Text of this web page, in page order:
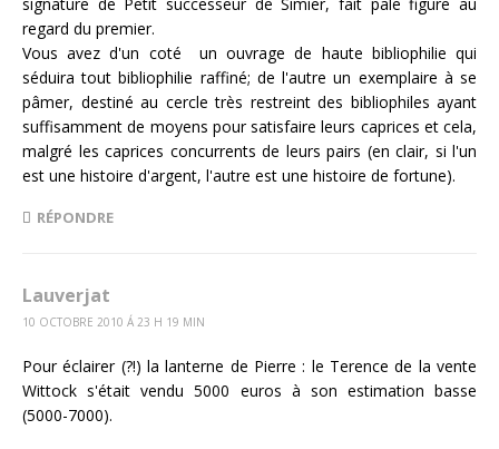
regard du premier.
Vous avez d'un coté un ouvrage de haute bibliophilie qui
séduira tout bibliophilie raffiné; de l'autre un exemplaire à se
pâmer, destiné au cercle très restreint des bibliophiles ayant
suffisamment de moyens pour satisfaire leurs caprices et cela,
malgré les caprices concurrents de leurs pairs (en clair, si l'un
est une histoire d'argent, l'autre est une histoire de fortune).
RÉPONDRE
Lauverjat
10 OCTOBRE 2010 Á 23 H 19 MIN
Pour éclairer (?!) la lanterne de Pierre : le Terence de la vente
Wittock s'était vendu 5000 euros à son estimation basse
(5000-7000).